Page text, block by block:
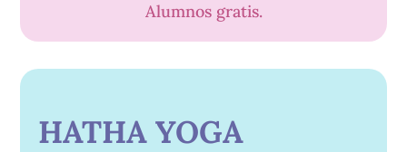
Alumnos gratis.
HATHA YOGA